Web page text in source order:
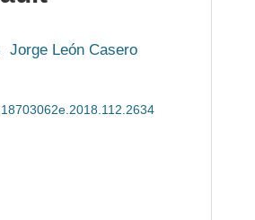
Jorge León Casero